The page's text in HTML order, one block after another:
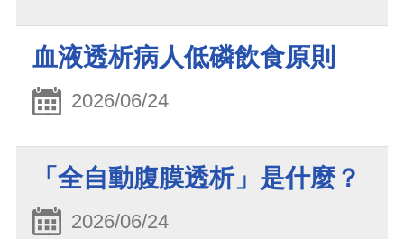
血液透析病人低磷飲食原則
2026/06/24
「全自動腹膜透析」是什麼？
2026/06/24